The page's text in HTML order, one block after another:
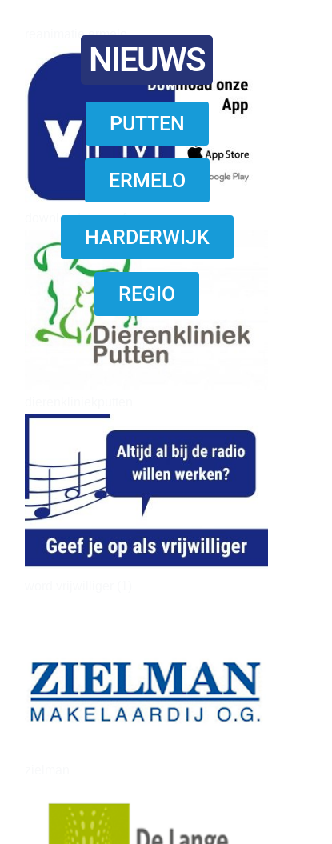
reanimatie ermelo
download onzze App
NIEUWS
PUTTEN
ERMELO
HARDERWIJK
REGIO